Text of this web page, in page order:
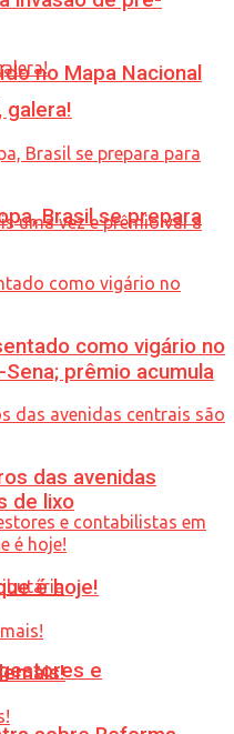
no Mapa Nacional
prêmio acumula
e
galera!
Brasil se prepara
como vigário no
das avenidas
de lixo
é hoje!